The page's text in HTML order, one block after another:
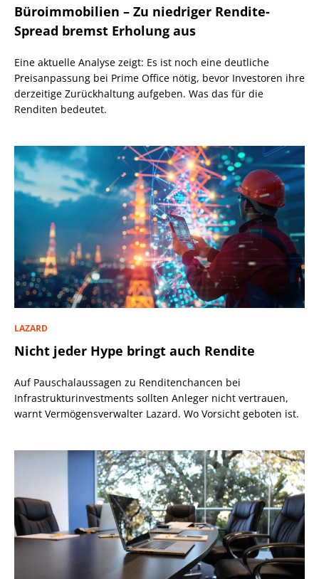
Büroimmobilien – Zu niedriger Rendite-
Spread bremst Erholung aus
Eine aktuelle Analyse zeigt: Es ist noch eine deutliche
Preisanpassung bei Prime Office nötig, bevor Investoren ihre
derzeitige Zurückhaltung aufgeben. Was das für die
Renditen bedeutet.
LAZARD
Nicht jeder Hype bringt auch Rendite
Auf Pauschalaussagen zu Renditenchancen bei
Infrastrukturinvestments sollten Anleger nicht vertrauen,
warnt Vermögensverwalter Lazard. Wo Vorsicht geboten ist.